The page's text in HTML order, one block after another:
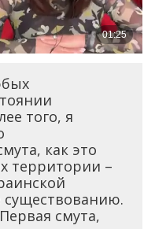
того, я
как это
территории –
существованию.
смута,